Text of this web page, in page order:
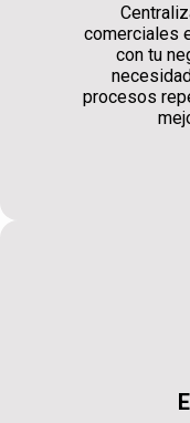
comerciales
con tu
procesos